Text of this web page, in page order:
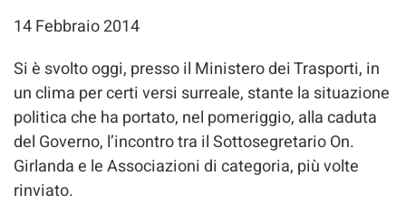
14 Febbraio 2014
Si è svolto oggi, presso il Ministero dei Trasporti, in
un clima per certi versi surreale, stante la situazione
politica che ha portato, nel pomeriggio, alla caduta
del Governo, l’incontro tra il Sottosegretario On.
Girlanda e le Associazioni di categoria, più volte
rinviato.